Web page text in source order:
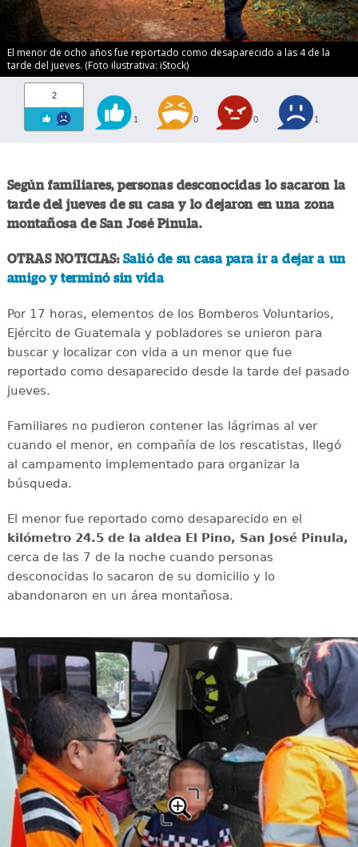
El menor de ocho años fue reportado como desaparecido a las 4 de la
tarde del jueves. (Foto ilustrativa: iStock)
2
1 0 0 1
Según familiares, personas desconocidas lo sacaron la
tarde del jueves de su casa y lo dejaron en una zona
montañosa de San José Pinula.
OTRAS NOTICIAS: Salió de su casa para ir a dejar a un
amigo y terminó sin vida
Por 17 horas, elementos de los Bomberos Voluntarios,
Ejército de Guatemala y pobladores se unieron para
buscar y localizar con vida a un menor que fue
reportado como desaparecido desde la tarde del pasado
jueves.
Familiares no pudieron contener las lágrimas al ver
cuando el menor, en compañía de los rescatistas, llegó
al campamento implementado para organizar la
búsqueda.
El menor fue reportado como desaparecido en el
kilómetro 24.5 de la aldea El Pino, San José Pinula,
cerca de las 7 de la noche cuando personas
desconocidas lo sacaron de su domicilio y lo
abandonaron en un área montañosa.